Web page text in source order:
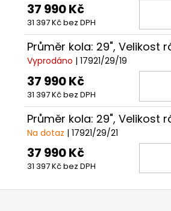
37 990 Kč
31 397 Kč bez DPH
Průměr kola: 29", Velikost
Vyprodáno | 17921/29/19
37 990 Kč
31 397 Kč bez DPH
Průměr kola: 29", Velikost
Na dotaz | 17921/29/21
37 990 Kč
31 397 Kč bez DPH